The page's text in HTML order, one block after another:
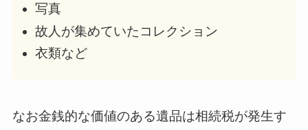
写真
故人が集めていたコレクション
衣類など
なお金銭的な価値のある遺品は相続税が発生す